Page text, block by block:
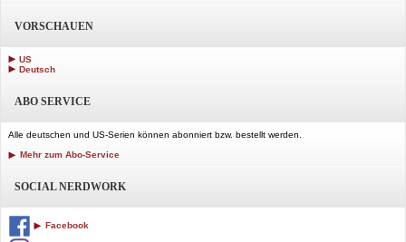
VORSCHAUEN
US
Deutsch
ABO SERVICE
Alle deutschen und US-Serien können abonniert bzw. bestellt werden.
Mehr zum Abo-Service
SOCIAL NERDWORK
Facebook